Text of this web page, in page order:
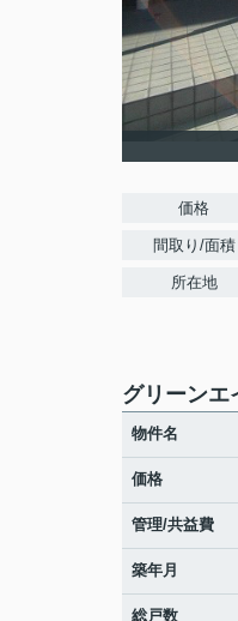
価格
間取り/面積
所在地
グリーン
物件名
価格
管理/共益費
築年月
総戸数